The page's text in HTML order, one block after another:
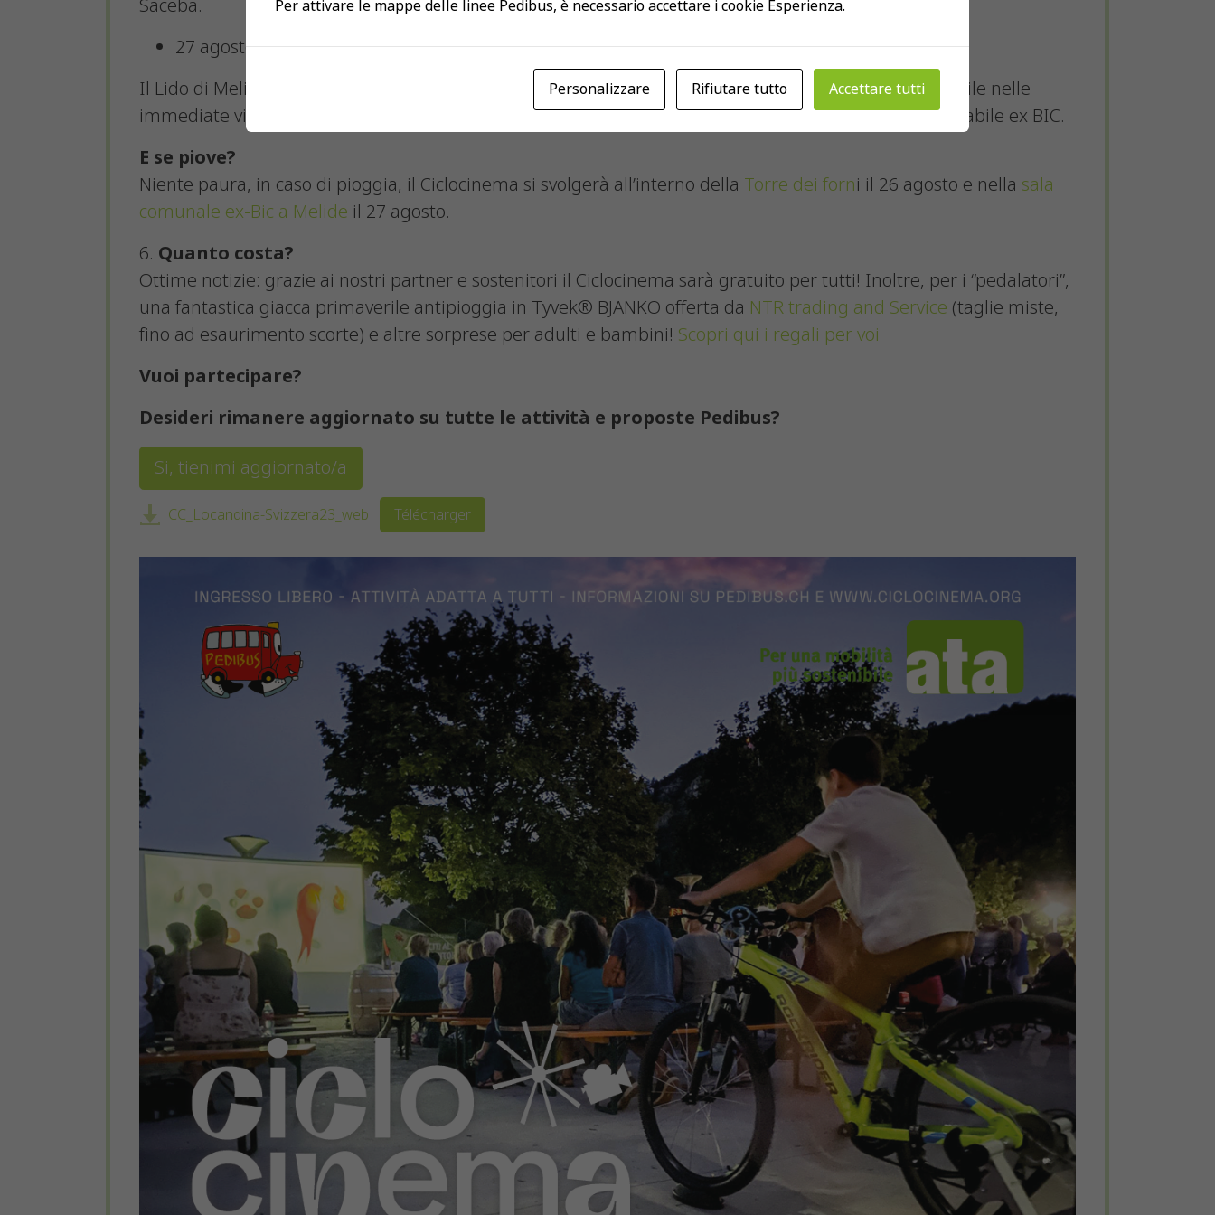
Saceba.
27 agosto, ore 20.30,Lido di Melide.Guarda la mappa.
Il Lido di Melide è facilmente raggiungibile con i mezzi pubblici. Un parcheggio è comunque disponibile nelle
immediate vicinanze. In caso di pioggia, l’evento si svolgerà al chiuso, presso il locale inferiore dello stabile ex BIC.
E se piove?
Niente paura, in caso di pioggia, il Ciclocinema si svolgerà all’interno della Torre dei forni il 26 agosto e nella sala
comunale ex-Bic a Melide il 27 agosto.
6. Quanto costa?
Ottime notizie: grazie ai nostri partner e sostenitori il Ciclocinema sarà gratuito per tutti! Inoltre, per i “pedalatori”,
una fantastica giacca primaverile antipioggia in Tyvek® BJANKO offerta da NTR trading and Service (taglie miste,
fino ad esaurimento scorte) e altre sorprese per adulti e bambini! Scopri qui i regali per voi
Vuoi partecipare?
Desideri rimanere aggiornato su tutte le attività e proposte Pedibus?
Si, tienimi aggiornato/a
CC_Locandina-Svizzera23_web Télécharger
Per attivare le mappe delle linee Pedibus, è necessario accettare i cookie Esperienza.
Personalizzare Rifiutare tutto Accettare tutti